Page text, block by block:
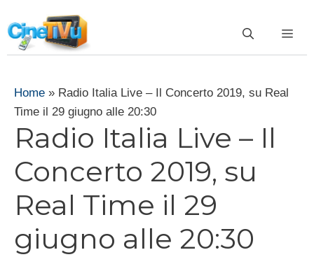
al
contenuto
Home » Radio Italia Live – Il Concerto 2019, su Real
Time il 29 giugno alle 20:30
Radio Italia Live – Il
Concerto 2019, su
Real Time il 29
giugno alle 20:30